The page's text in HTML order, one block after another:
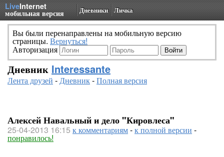
LiveInternet
мобильная версия Дневники Личка
Вы были перенаправлены на мобильную версию
страницы. Вернуться!
Авторизация
Дневник Interessante
Лента друзей -Дневник-Полная версия
Алексей Навальный и дело "Кировлеса"
25-04-2013 16:15 к комментариям-к полной версии -
понравилось!